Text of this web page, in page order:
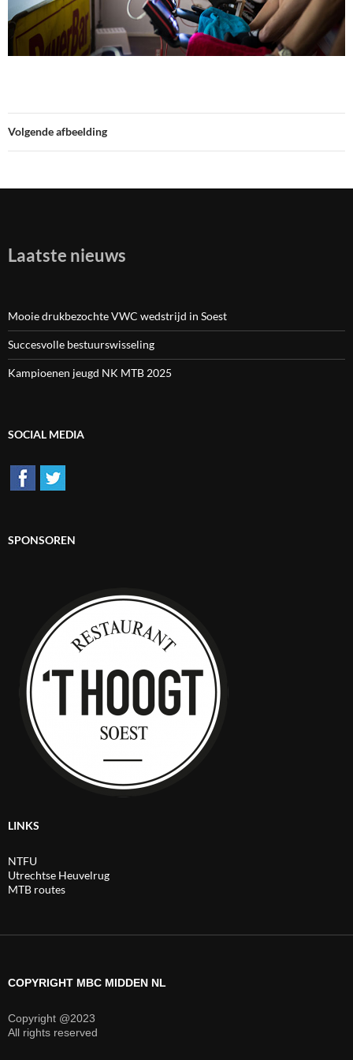
Volgende afbeelding
Laatste nieuws
Mooie drukbezochte VWC wedstrijd in Soest
Succesvolle bestuurswisseling
Kampioenen jeugd NK MTB 2025
SOCIAL MEDIA
SPONSOREN
LINKS
NTFU
Utrechtse Heuvelrug
MTB routes
COPYRIGHT MBC MIDDEN NL
Copyright @2023
All rights reserved